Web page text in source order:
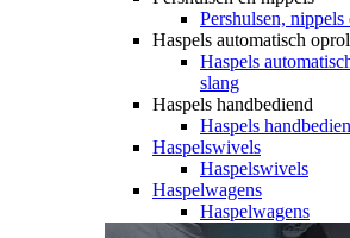
Pershulsen,
Haspels automatisch
Haspels
slang
Haspels handbediend
Haspels
Haspelswivels
Haspelswivels
Haspelwagens
Haspelwagens